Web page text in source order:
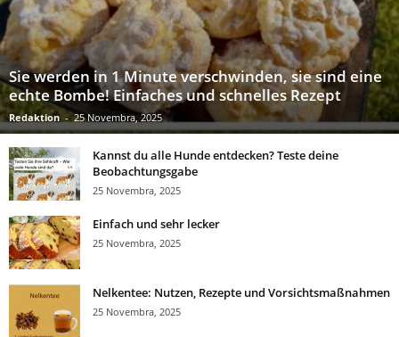
Sie werden in 1 Minute verschwinden, sie sind eine
echte Bombe! Einfaches und schnelles Rezept
Redaktion - 25 Novembra, 2025
Kannst du alle Hunde entdecken? Teste deine
Beobachtungsgabe
25 Novembra, 2025
Einfach und sehr lecker
25 Novembra, 2025
Nelkentee: Nutzen, Rezepte und Vorsichtsmaßnahmen
25 Novembra, 2025